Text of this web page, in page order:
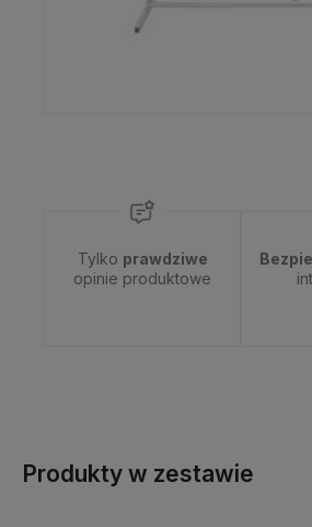
Tylko prawdziwe
opinie produktowe
Produkty w zestawie